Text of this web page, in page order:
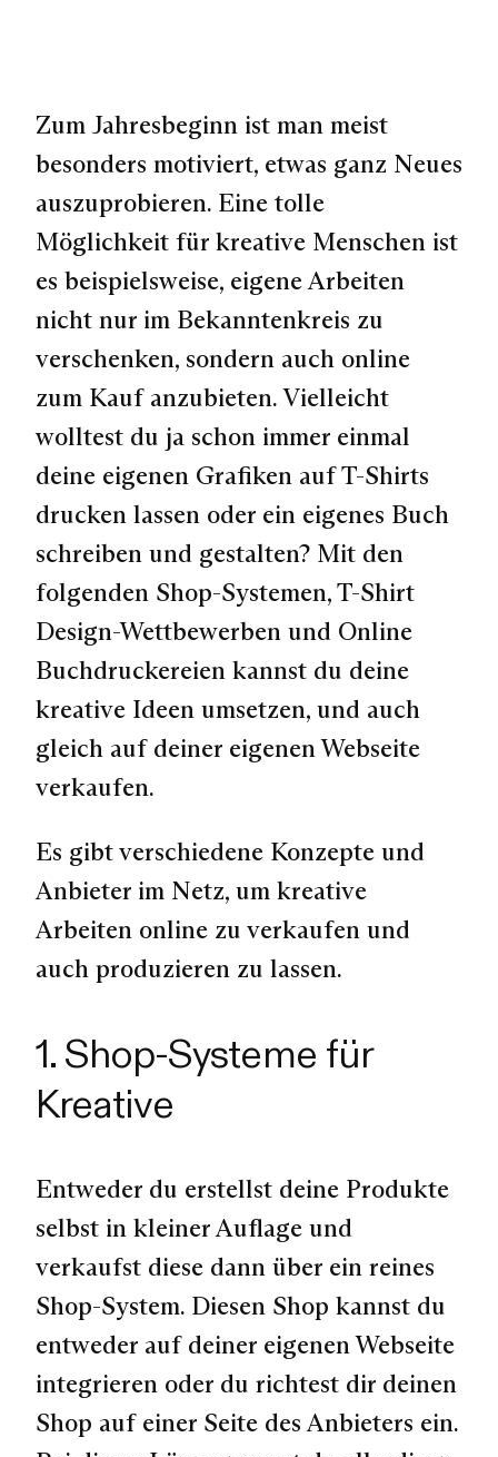
Zum Jahresbeginn ist man meist
besonders motiviert, etwas ganz Neues
auszuprobieren. Eine tolle
Möglichkeit für kreative Menschen ist
es beispielsweise, eigene Arbeiten
nicht nur im Bekanntenkreis zu
verschenken, sondern auch online
zum Kauf anzubieten. Vielleicht
wolltest du ja schon immer einmal
deine eigenen Grafiken auf T-Shirts
drucken lassen oder ein eigenes Buch
schreiben und gestalten? Mit den
folgenden Shop-Systemen, T-Shirt
Design-Wettbewerben und Online
Buchdruckereien kannst du deine
kreative Ideen umsetzen, und auch
gleich auf deiner eigenen Webseite
verkaufen.
Es gibt verschiedene Konzepte und
Anbieter im Netz, um kreative
Arbeiten online zu verkaufen und
auch produzieren zu lassen.
1. Shop-Systeme für
Kreative
Entweder du erstellst deine Produkte
selbst in kleiner Auflage und
verkaufst diese dann über ein reines
Shop-System. Diesen Shop kannst du
entweder auf deiner eigenen Webseite
integrieren oder du richtest dir deinen
Shop auf einer Seite des Anbieters ein.